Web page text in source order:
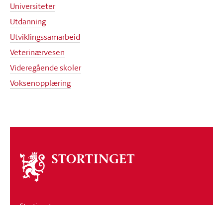
Universiteter
Utdanning
Utviklingssamarbeid
Veterinærvesen
Videregående skoler
Voksenopplæring
Om
stortinget